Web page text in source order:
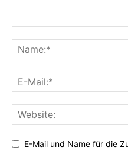
E-Mail und Name für die